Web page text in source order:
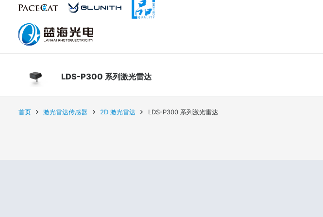
LDS-P300 系列激光雷达
首页 激光雷达传感器 2D 激光雷达 LDS-P300 系列激光雷达